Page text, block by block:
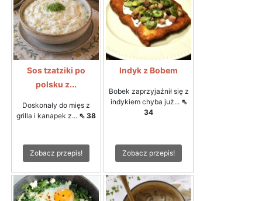
Sos tzatziki po
polsku z...
Doskonały do mięs z
grilla i kanapek z... ⇖ 38
Zobacz przepis!
Indyk z Bobem
Bobek zaprzyjaźnił się z
indykiem chyba już... ⇖
34
Zobacz przepis!